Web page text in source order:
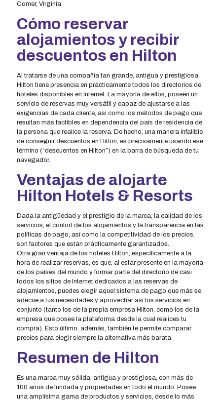
Corner, Virginia.
Cómo reservar
alojamientos y recibir
descuentos en Hilton
Al tratarse de una compañía tan grande, antigua y prestigiosa,
Hilton tiene presencia en prácticamente todos los directorios de
hoteles disponibles en Internet. La mayoría de ellos, poseen un
servicio de reservas muy versátil y capaz de ajustarse a las
exigencias de cada cliente, así como los métodos de pago que
resultan más factibles en dependencia del país de residencia de
la persona que realice la reserva. De hecho, una manera infalible
de conseguir descuentos en Hilton, es precisamente usando ese
término (“descuentos en Hilton”) en la barra de búsqueda de tu
navegador.
Ventajas de alojarte
Hilton Hotels & Resorts
Dada la antigüedad y el prestigio de la marca, la calidad de los
servicios, el confort de los alojamientos y la transparencia en las
políticas de pago, así como la competitividad de los precios,
son factores que están prácticamente garantizados.
Otra gran ventaja de los hoteles Hilton, específicamente a la
hora de realizar reservas, es que, al estar presente en la mayoría
de los países del mundo y formar parte del directorio de casi
todos los sitios de Internet dedicados a las reservas de
alojamientos, puedes elegir aquel sistema de pago que más se
adecue a tus necesidades y aprovechar así los servicios en
conjunto (tanto los de la propia empresa Hilton, como los de la
empresa que posee la plataforma desde la cual realices tu
compra). Esto último, además, también te permite comparar
precios para elegir siempre la alternativa más barata.
Resumen de Hilton
Es una marca muy sólida, antigua y prestigiosa, con más de
100 años de fundada y propiedades en todo el mundo. Posee
una amplísima gama de productos y servicios, desde lo más